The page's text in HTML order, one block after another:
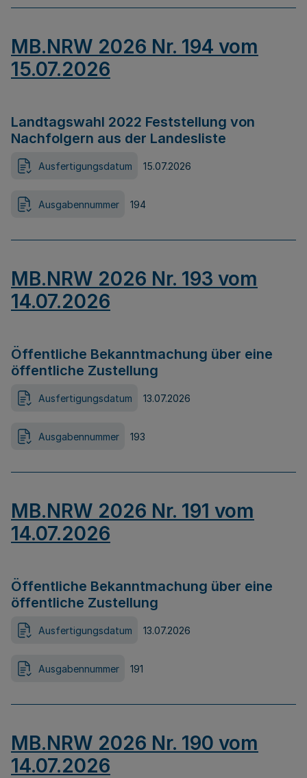
MB.NRW 2026 Nr. 194 vom
15.07.2026
Landtagswahl 2022 Feststellung von
Nachfolgern aus der Landesliste
Ausfertigungsdatum 15.07.2026
Ausgabennummer 194
MB.NRW 2026 Nr. 193 vom
14.07.2026
Öffentliche Bekanntmachung über eine
öffentliche Zustellung
Ausfertigungsdatum 13.07.2026
Ausgabennummer 193
MB.NRW 2026 Nr. 191 vom
14.07.2026
Öffentliche Bekanntmachung über eine
öffentliche Zustellung
Ausfertigungsdatum 13.07.2026
Ausgabennummer 191
MB.NRW 2026 Nr. 190 vom
14.07.2026